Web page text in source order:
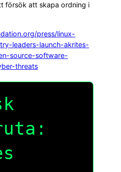
försök att skapa ordning i
press/linux-
leaders-launch-akrites-
source-software-
threats